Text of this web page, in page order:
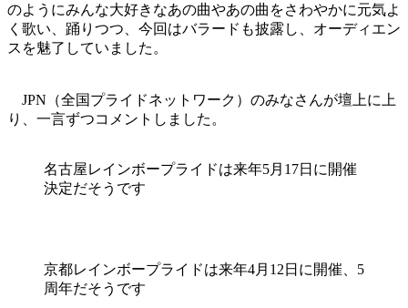
のようにみんな大好きなあの曲やあの曲をさわやかに元気よ
く歌い、踊りつつ、今回はバラードも披露し、オーディエン
スを魅了していました。
JPN（全国プライドネットワーク）のみなさんが壇上に上
り、一言ずつコメントしました。
名古屋レインボープライドは来年5月17日に開催
決定だそうです
京都レインボープライドは来年4月12日に開催、5
周年だそうです